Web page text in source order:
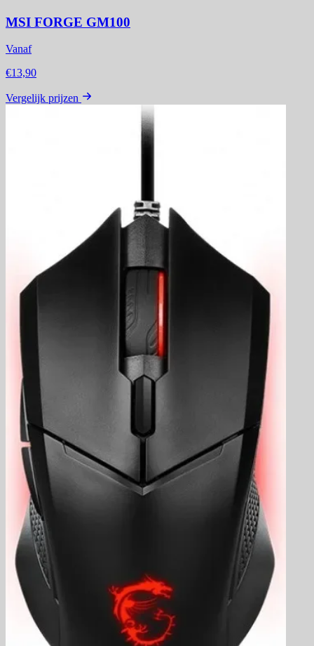
MSI FORGE GM100
Vanaf
€13,90
Vergelijk prijzen